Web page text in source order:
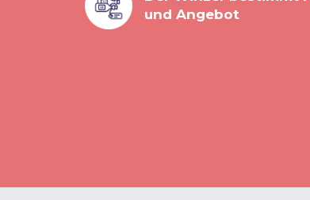
und Angebot